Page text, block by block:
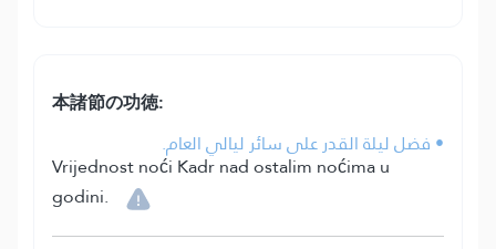
本諸節の功徳:
• فضل ليلة القدر على سائر ليالي العام.
Vrijednost noći Kadr nad ostalim noćima u
godini.